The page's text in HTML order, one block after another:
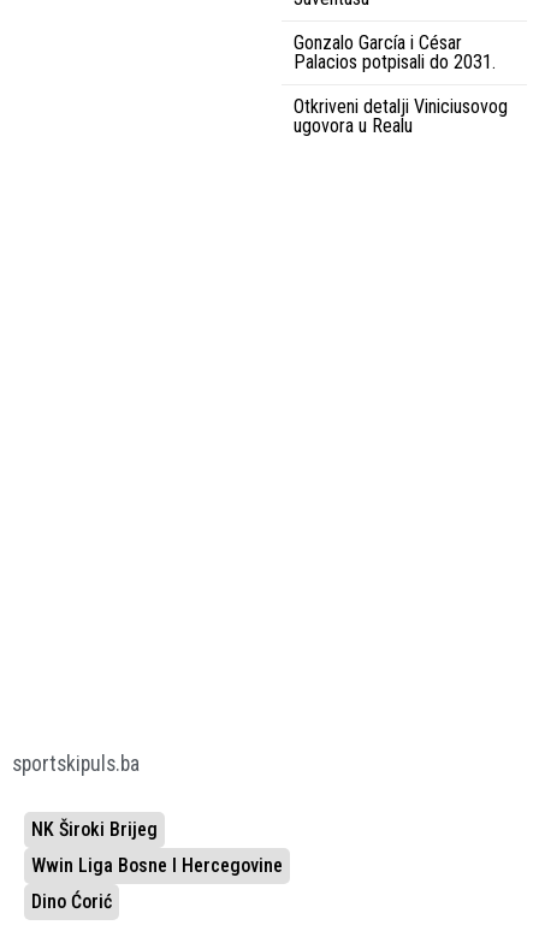
sportskipuls.ba
NK Široki Brijeg
Wwin Liga Bosne I Hercegovine
Dino Ćorić
Gonzalo García i César
Palacios potpisali do 2031.
Otkriveni detalji Viniciusovog
ugovora u Realu